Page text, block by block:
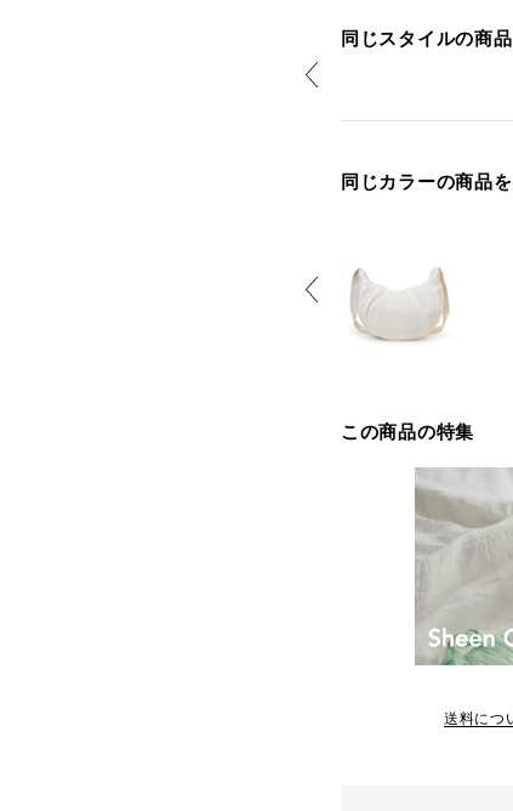
同じスタイルの商
同じカラーの商品
この商品の特集
送料につ